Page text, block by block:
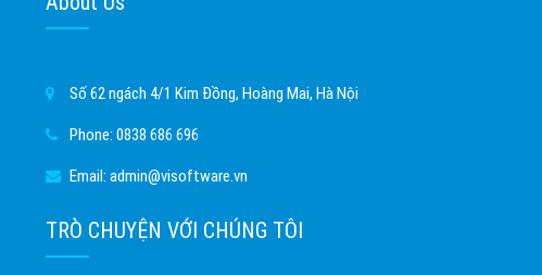
Số 62 ngách 4/1 Kim Đồng, Hoàng Mai, Hà Nội
Phone: 0838 686 696
Email: admin@visoftware.vn
TRÒ CHUYỆN VỚI CHÚNG TÔI